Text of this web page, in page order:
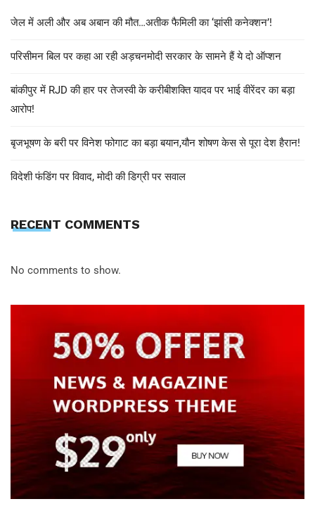
जेल में अली और अब अबान की मौत…अतीक फैमिली का ‘झांसी कनेक्शन’!
परिसीमन बिल पर कहा आ रही अड़चनमोदी सरकार के सामने हैं ये दो ऑप्शन
बांकीपुर में RJD की हार पर तेजस्वी के करीबीशक्ति यादव पर भाई वीरेंदर का बड़ा
आरोप!
बृजभूषण के बरी पर विनेश फोगाट का बड़ा बयान,यौन शोषण केस से पूरा देश हैरान!
विदेशी फंडिंग पर विवाद, मोदी की डिग्री पर सवाल
RECENT COMMENTS
No comments to show.